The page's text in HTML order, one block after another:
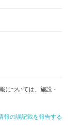
については、施設・
報の誤記載を報告する